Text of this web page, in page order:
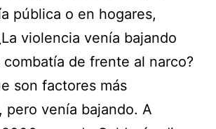
pública o en hogares,
violencia venía bajando
de frente al narco?
son factores más
pero venía bajando. A